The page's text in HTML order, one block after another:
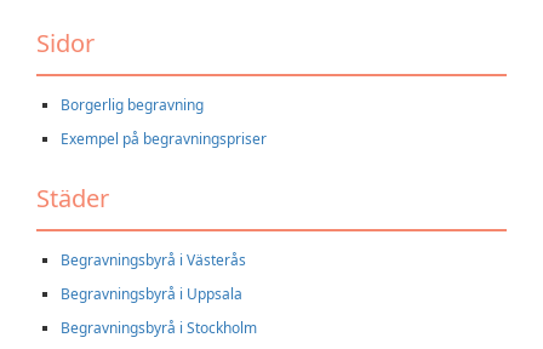
Sidor
Borgerlig begravning
Exempel på begravningspriser
Städer
Begravningsbyrå i Västerås
Begravningsbyrå i Uppsala
Begravningsbyrå i Stockholm